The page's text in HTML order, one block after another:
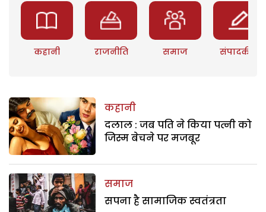
कहानी राजनीति समाज संपादकीय
कहानी
दलाल : जब पति ने किया पत्नी को
जिस्म बेचने पर मजबूर
समाज
सपना है सामाजिक स्वतंत्रता